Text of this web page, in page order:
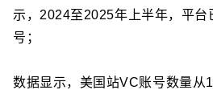
示，2024至2025年上半年，平
号；
数据显示，美国站VC账号数量从